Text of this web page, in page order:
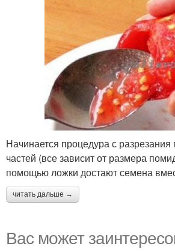
Начинается процедура с
частей (все зависит от размера
помощью ложки достают семена
читать дальше →
Вас может